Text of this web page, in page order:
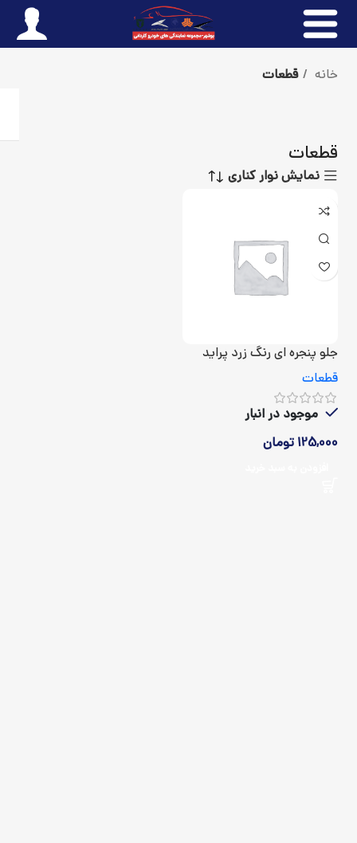
خانه قطعات
قطعات
نمایش نوار کناری
جلو پنجره ای رنگ زرد پراید
131
قطعات
موجود در انبار
125,000 تومان